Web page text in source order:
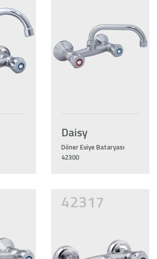
Daisy
Döner Eviye Bataryası
42300
42317